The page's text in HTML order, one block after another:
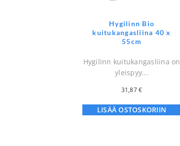
Hygilinn Bio
kuitukangasliina 40 x
55cm
Hygilinn kuitukangasliina on
yleispyy...
31,87€
LISÄÄ OSTOSKORIIN